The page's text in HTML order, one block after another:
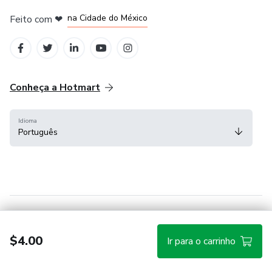
$4.00 Ir para o carrinho
Feito com ❤ na Cidade do México
Conheça a Hotmart
Idioma
Português
Hotmart — 2011-2026 © Todos os direitos reservados.